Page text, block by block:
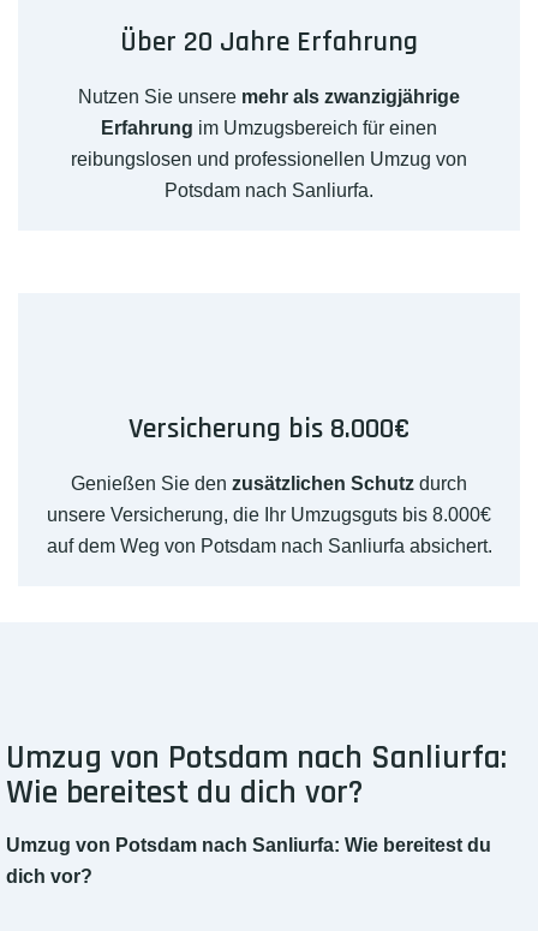
Über 20 Jahre Erfahrung
Nutzen Sie unsere mehr als zwanzigjährige
Erfahrung im Umzugsbereich für einen
reibungslosen und professionellen Umzug von
Potsdam nach Sanliurfa.
Versicherung bis 8.000€
Genießen Sie den zusätzlichen Schutz durch
unsere Versicherung, die Ihr Umzugsguts bis 8.000€
auf dem Weg von Potsdam nach Sanliurfa absichert.
Umzug von Potsdam nach Sanliurfa:
Wie bereitest du dich vor?
Umzug von Potsdam nach Sanliurfa: Wie bereitest du
dich vor?